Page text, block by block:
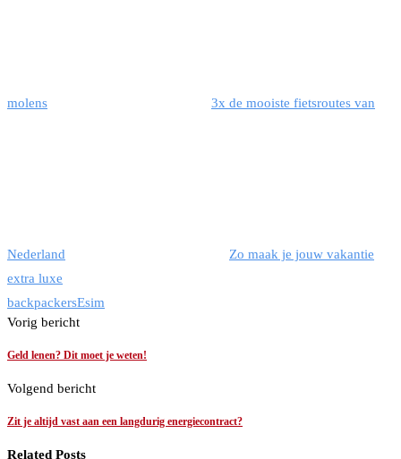
molens 3x de mooiste fietsroutes van
Nederland
Zo maak je jouw vakantie
extra luxe
backpackersEsim
Vorig bericht
Geld lenen? Dit moet je weten!
Volgend bericht
Zit je altijd vast aan een langdurig energiecontract?
Related Posts